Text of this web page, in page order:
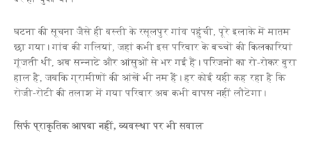
घटना की सूचना जैसे ही बस्ती के रसूलपुर गांव पहुंची, पूरे इलाके में मातम
छा गया। गांव की गलियां, जहां कभी इस परिवार के बच्चों की किलकारियां
गूंजती थीं, अब सन्नाटे और आंसुओं से भर गई हैं। परिजनों का रो-रोकर बुरा
हाल है, जबकि ग्रामीणों की आंखें भी नम हैं। हर कोई यही कह रहा है कि
रोजी-रोटी की तलाश में गया परिवार अब कभी वापस नहीं लौटेगा।
सिर्फ प्राकृतिक आपदा नहीं, व्यवस्था पर भी सवाल